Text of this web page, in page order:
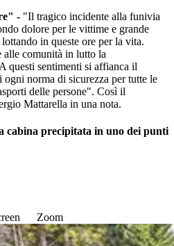
- "Il tragico incidente alla funivia
dolore per le vittime e grande
in queste ore per la vita.
comunità in lutto la
questi sentimenti si affianca il
norma di sicurezza per tutte le
delle persone". Così il
Mattarella in una nota.
cabina precipitata in uno dei punti
Zoom